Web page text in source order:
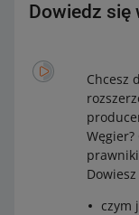
Dowiedz się
Chcesz
czym